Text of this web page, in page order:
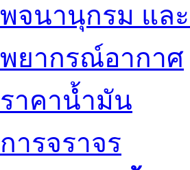
พจนานุกรม แล
พยากรณ์อากาศ
ราคาน้ำมัน
การจราจร